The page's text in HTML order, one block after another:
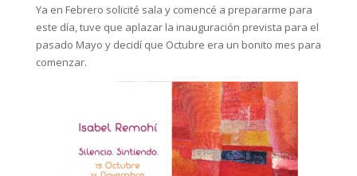
Ya en Febrero solicité sala y comencé a prepararme para
este día, tuve que aplazar la inauguración prevista para el
pasado Mayo y decidí que Octubre era un bonito mes para
comenzar.